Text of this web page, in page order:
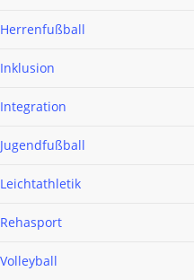
Herrenfußball
Inklusion
Integration
Jugendfußball
Leichtathletik
Rehasport
Volleyball